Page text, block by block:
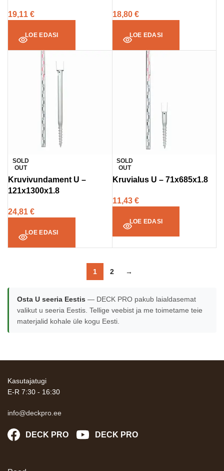
19,11 €
LOE EDASI
18,80 €
LOE EDASI
SOLD
OUT
Kruvivundament U –
121x1300x1.8
24,81 €
LOE EDASI
SOLD
OUT
Kruvialus U – 71x685x1.8
11,43 €
LOE EDASI
1 2 →
Osta U seeria Eestis — DECK PRO pakub laialdasemat
valikut u seeria Eestis. Tellige veebist ja me toimetame teie
materjalid kohale üle kogu Eesti.
Kasutajatugi
E-R 7:30 - 16:30
info@deckpro.ee
DECK PRO DECK PRO